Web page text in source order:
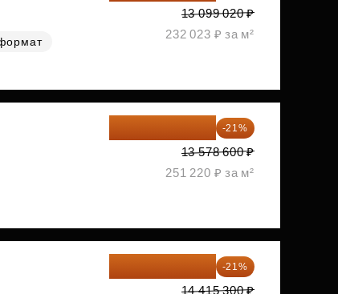
13 099 020 ₽
232 023 ₽ за м²
-21%
13 578 600 ₽
251 220 ₽ за м²
-21%
14 415 300 ₽